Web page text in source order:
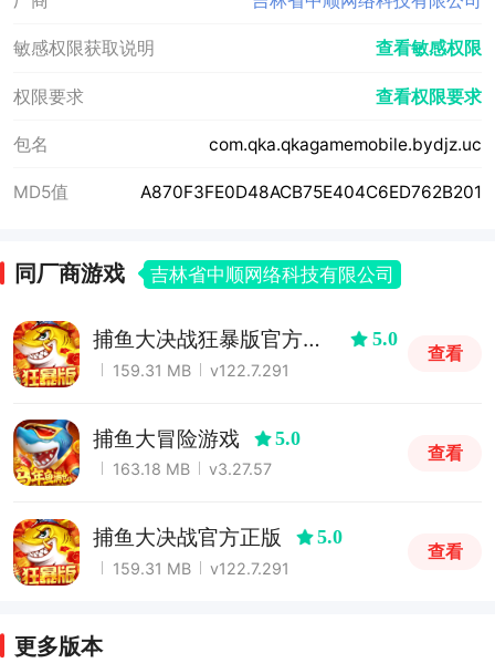
敏感权限获取说明 查看敏感权限
权限要求 查看权限要求
包名 com.qka.qkagamemobile.bydjz.uc
MD5值 A870F3FE0D48ACB75E404C6ED762B201
同厂商游戏 吉林省中顺网络科技有限公司
捕鱼大决战狂暴版官方正
版
5.0
159.31 MB v122.7.291
查看
捕鱼大冒险游戏 5.0
163.18 MB v3.27.57
查看
捕鱼大决战官方正版 5.0
159.31 MB v122.7.291
查看
更多版本